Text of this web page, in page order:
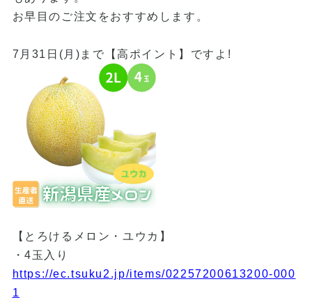
お早目のご注文をおすすめします。
7月31日(月)まで【高ポイント】ですよ!
【とろけるメロン・ユウカ】
・4玉入り
https://ec.tsuku2.jp/items/02257200613200-000
1